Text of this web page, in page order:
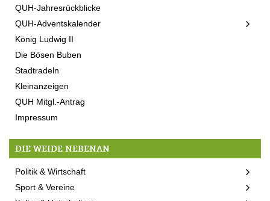
QUH-Jahresrückblicke
QUH-Adventskalender
König Ludwig II
Die Bösen Buben
Stadtradeln
Kleinanzeigen
QUH Mitgl.-Antrag
Impressum
DIE WEIDE NEBENAN
Politik & Wirtschaft
Sport & Vereine